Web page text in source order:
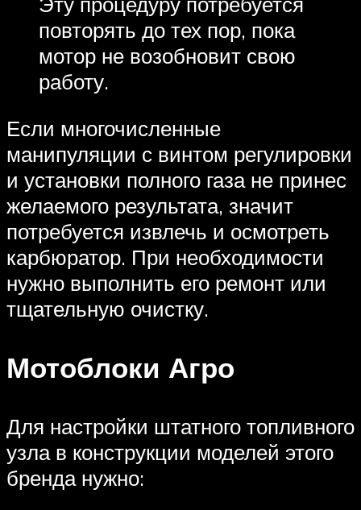
повторять до тех пор, пока
мотор не возобновит свою
работу.
Если многочисленные
манипуляции с винтом регулировки
и установки полного газа не принес
желаемого результата, значит
потребуется извлечь и осмотреть
карбюратор. При необходимости
нужно выполнить его ремонт или
тщательную очистку.
Мотоблоки Агро
Для настройки штатного топливного
узла в конструкции моделей этого
бренда нужно: